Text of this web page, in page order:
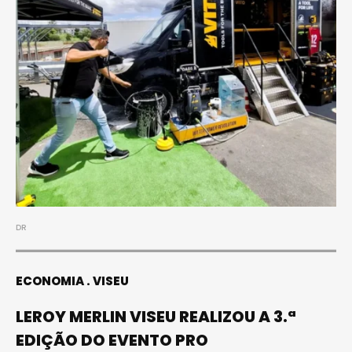
DR
ECONOMIA VISEU
LEROY MERLIN VISEU REALIZOU A 3.ª
EDIÇÃO DO EVENTO PRO